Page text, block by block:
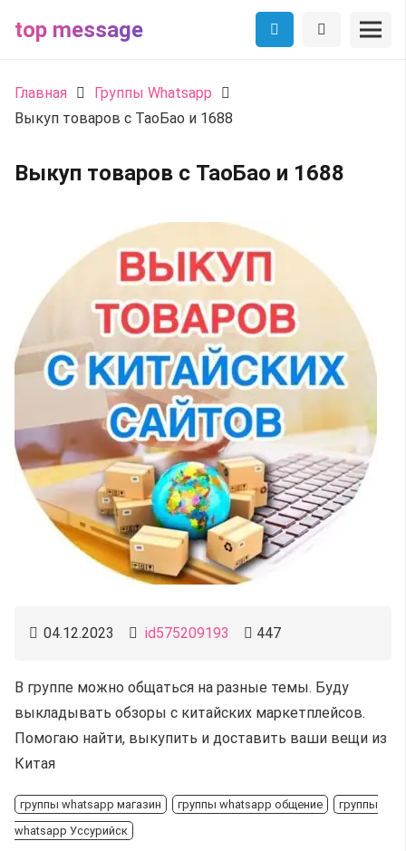
top message
Главная
Группы Whatsapp
Выкуп товаров с ТаоБао и 1688
Выкуп товаров с ТаоБао и 1688
04.12.2023 id575209193 447
В группе можно общаться на разные темы. Буду
выкладывать обзоры с китайских маркетплейсов.
Помогаю найти, выкупить и доставить ваши вещи из
Китая
группы whatsapp магазин группы whatsapp общение
группы
whatsapp Уссурийск